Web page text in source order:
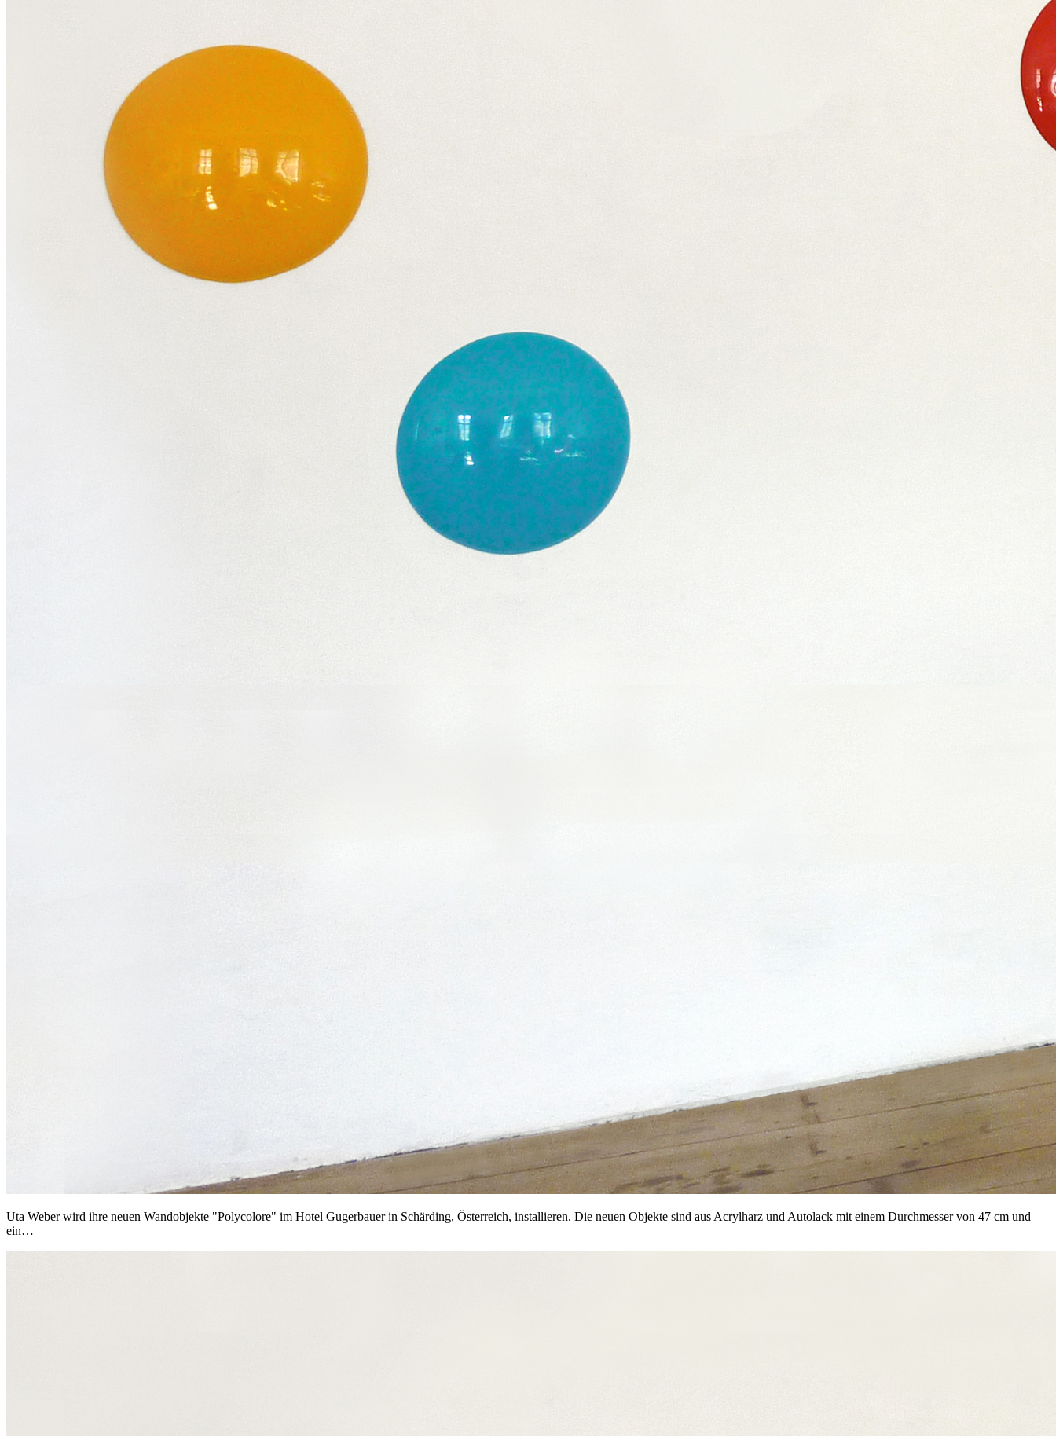
Uta Weber wird ihre neuen Wandobjekte "Polycolore" im Hotel Gugerbauer in Schärding, Österreich, installieren. Die neuen Objekte sind aus Acrylharz und Autolack mit einem Durchmesser von 47 cm und
ein…